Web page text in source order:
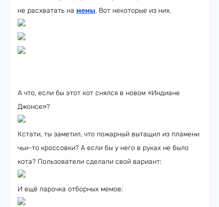
не расхватать на мемы. Вот некоторые из них.
А что, если бы этот кот снялся в новом «Индиане
Джонсе»?
Кстати, ты заметил, что пожарный вытащил из пламени
чьи-то кроссовки? А если бы у него в руках не было
кота? Пользователи сделали свой вариант:
И ещё парочка отборных мемов: